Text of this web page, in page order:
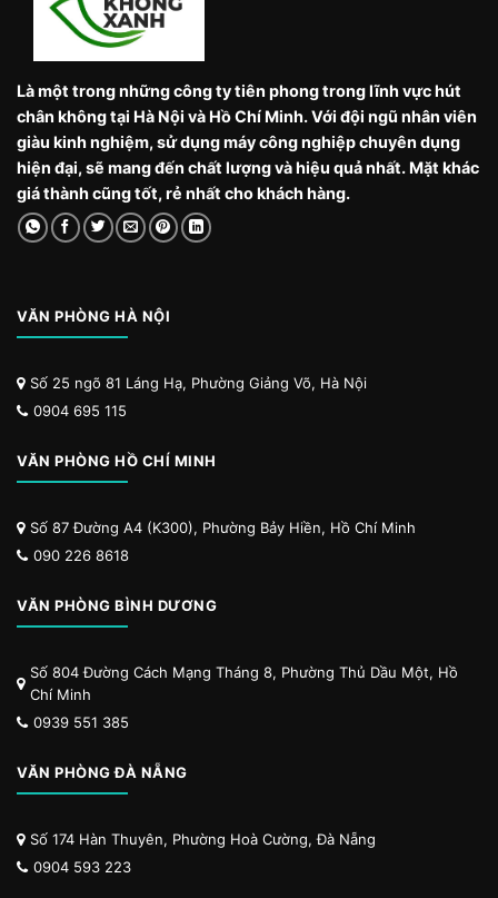
Là một trong những công ty tiên phong trong lĩnh vực hút
chân không tại Hà Nội và Hồ Chí Minh. Với đội ngũ nhân viên
giàu kinh nghiệm, sử dụng máy công nghiệp chuyên dụng
hiện đại, sẽ mang đến chất lượng và hiệu quả nhất. Mặt khác
giá thành cũng tốt, rẻ nhất cho khách hàng.
VĂN PHÒNG HÀ NỘI
Số 25 ngõ 81 Láng Hạ, Phường Giảng Võ, Hà Nội
0904 695 115
VĂN PHÒNG HỒ CHÍ MINH
Số 87 Đường A4 (K300), Phường Bảy Hiền, Hồ Chí Minh
090 226 8618
VĂN PHÒNG BÌNH DƯƠNG
Số 804 Đường Cách Mạng Tháng 8, Phường Thủ Dầu Một, Hồ
Chí Minh
0939 551 385
VĂN PHÒNG ĐÀ NẴNG
Số 174 Hàn Thuyên, Phường Hoà Cường, Đà Nẵng
0904 593 223